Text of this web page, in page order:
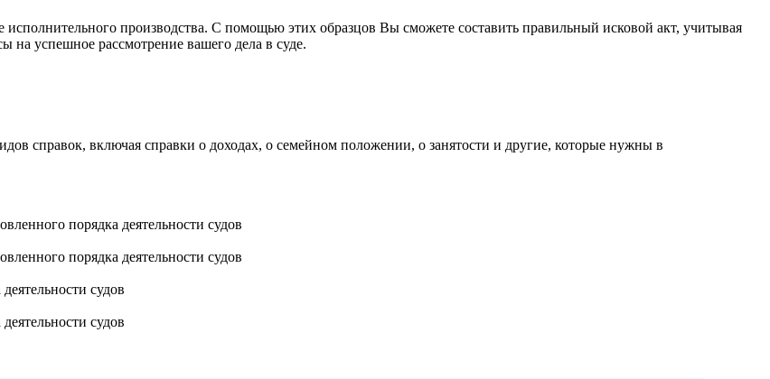
производства. С помощью этих образцов Вы сможете составить правильный исковой акт, учитывая
на успешное рассмотрение вашего дела в суде.
справок, включая справки о доходах, о семейном положении, о занятости и другие, которые нужны в
порядка деятельности судов
порядка деятельности судов
судов
судов